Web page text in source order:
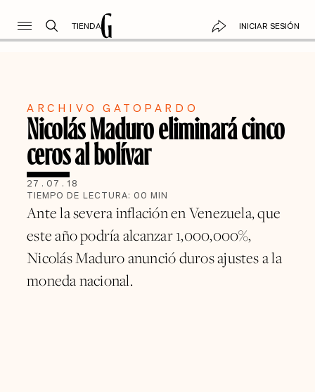
TIENDA INICIAR SESIÓN
ARCHIVO GATOPARDO
Nicolás Maduro eliminará cinco
ceros al bolívar
27 . 07 . 18
TIEMPO DE LECTURA: 00 MIN
Ante la severa inflación en Venezuela, que
este año podría alcanzar 1,000,000%,
Nicolás Maduro anunció duros ajustes a la
moneda nacional.